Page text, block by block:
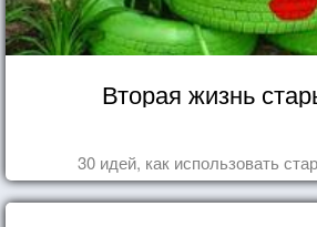
Вторая жизнь
30 идей, как использовать